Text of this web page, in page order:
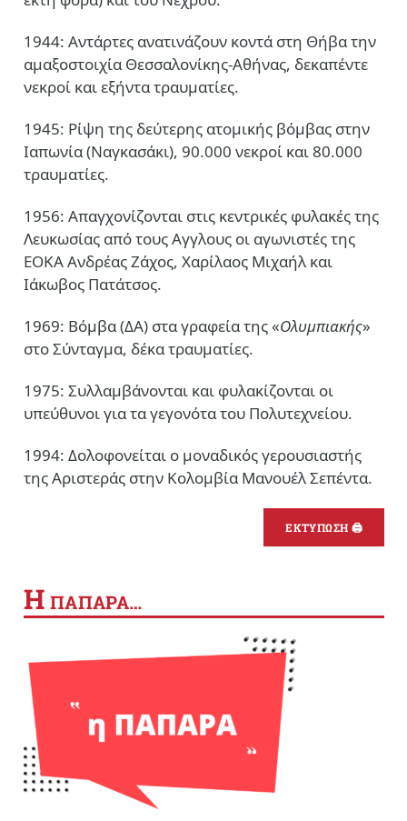
1944: Αντάρτες ανατινάζουν κοντά στη Θήβα την
αμαξοστοιχία Θεσσαλονίκης-Αθήνας, δεκαπέντε
νεκροί και εξήντα τραυματίες.
1945: Ρίψη της δεύτερης ατομικής βόμβας στην
Ιαπωνία (Ναγκασάκι), 90.000 νεκροί και 80.000
τραυματίες.
1956: Απαγχονίζονται στις κεντρικές φυλακές της
Λευκωσίας από τους Αγγλους οι αγωνιστές της
ΕΟΚΑ Ανδρέας Ζάχος, Χαρίλαος Μιχαήλ και
Ιάκωβος Πατάτσος.
1969: Βόμβα (ΔΑ) στα γραφεία της «Ολυμπιακής»
στο Σύνταγμα, δέκα τραυματίες.
1975: Συλλαμβάνονται και φυλακίζονται οι
υπεύθυνοι για τα γεγονότα του Πολυτεχνείου.
1994: Δολοφονείται ο μοναδικός γερουσιαστής
της Αριστεράς στην Κολομβία Μανουέλ Σεπέντα.
ΕΚΤΥΠΩΣΗ 🖨
Η ΠΑΠΑΡΑ…